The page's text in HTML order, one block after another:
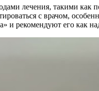
лечения, такими
с врачом,
рекомендуют его как